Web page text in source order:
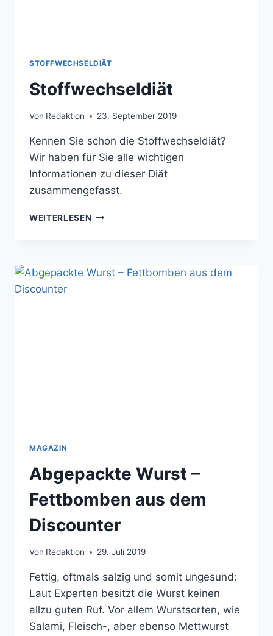
STOFFWECHSELDIÄT
Stoffwechseldiät
Von Redaktion 23. September 2019
Kennen Sie schon die Stoffwechseldiät?
Wir haben für Sie alle wichtigen
Informationen zu dieser Diät
zusammengefasst.
WEITERLESEN STOFFWECHSELDIÄT
MAGAZIN
Abgepackte Wurst –
Fettbomben aus dem
Discounter
Von Redaktion 29. Juli 2019
Fettig, oftmals salzig und somit ungesund:
Laut Experten besitzt die Wurst keinen
allzu guten Ruf. Vor allem Wurstsorten, wie
Salami, Fleisch-, aber ebenso Mettwurst